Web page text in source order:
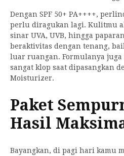
Dengan SPF 50+ PA++++,
perlu diragukan lagi. Kulitmu
sinar UVA, UVB, hingga paparan
beraktivitas dengan tenang,
luar ruangan. Formulanya juga
sangat klop saat dipasangkan
Moisturizer.
Paket
Hasil
Bayangkan, di pagi hari kamu